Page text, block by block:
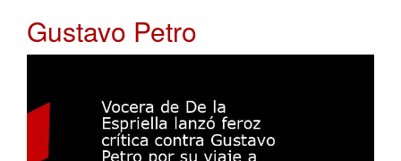
Gustavo Petro